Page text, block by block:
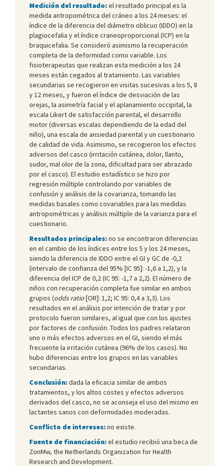
Medición del resultado:el resultado principal es la
medida antropométrica del cráneo a los 24 meses: el
índice de la diferencia del diámetro oblicuo (IDDO) en la
plagiocefalia y el índice craneoproporcional (ICP) en la
braquicefalia. Se consideró asimismo la recuperación
completa de la deformidad como variable. Los
fisioterapeutas que realizan esta medición a los 24
meses están cegados al tratamiento. Las variables
secundarias se recogieron en visitas sucesivas a los 5, 8
y 12 meses, y fueron el índice de desviación de las
orejas, la asimetría facial y el aplanamiento occipital, la
escala Likert de satisfacción parental, el desarrollo
motor (diversas escalas dependiendo de la edad del
niño), una escala de ansiedad parental y un cuestionario
de calidad de vida. Asimismo, se recogieron los efectos
adversos del casco (irritación cutánea, dolor, llanto,
sudor, mal olor de la zona, dificultad para ser abrazado
por el casco). El estudio estadístico se hizo por
regresión múltiple controlando por variables de
confusión y análisis de la covarianza, tomando las
medidas basales como covariables para las medidas
antropométricas y análisis múltiple de la varianza para el
cuestionario.
Resultados principales:no se encontraron diferencias
en el cambio de los índices entre los 5 y los 24 meses,
siendo la diferencia de IDDO entre el GI y GC de -0,2
(intervalo de confianza del 95% [IC 95]: -1,6 a 1,2), y la
diferencia del ICP de 0,2 (IC 95: -1,7 a 2,2). El número de
niños con recuperación completa fue similar en ambos
grupos (odds ratio[OR]: 1,2; IC 95: 0,4 a 3,3). Los
resultados en el análisis por intención de tratar y por
protocolo fueron similares, al igual que con los ajustes
por factores de confusión. Todos los padres relataron
uno o más efectos adversos en el GI, siendo el más
frecuente la irritación cutánea (96% de los casos). No
hubo diferencias entre los grupos en las variables
secundarias.
Conclusión:dada la eficacia similar de ambos
tratamientos, y los altos costes y efectos adversos
derivados del casco, no se aconseja el uso del mismo en
lactantes sanos con deformidades moderadas.
Conflicto de intereses:no existe.
Fuente de financiación:el estudio recibió una beca de
ZonMw, the Netherlands Organization for Health
Research and Development.